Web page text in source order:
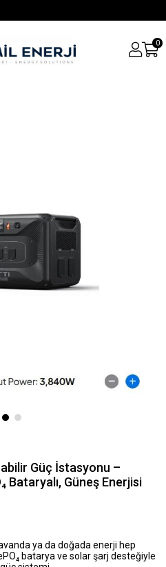
0
Güç İstasyonu –
Bataryalı, Güneş Enerjisi
ya da doğada enerji hep
batarya ve solar şarj desteğiyle